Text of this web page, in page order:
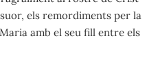
els remordiments per la
amb el seu fill entre els